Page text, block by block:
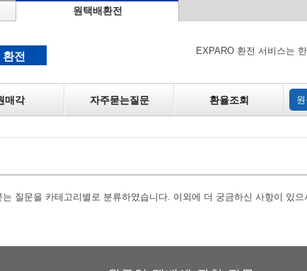
원택배환전
환전 EXPARO 환전 서비스는
매각 자주묻는질문 환율조회
원매각
질문을 카테고리별로 분류하였습니다. 이외에 더 궁금하신 사항이 있